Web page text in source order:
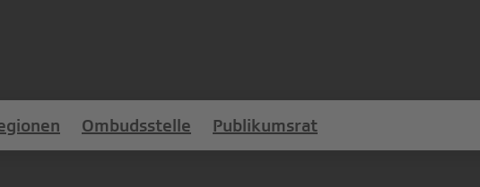
Ombudsstelle Publikumsrat